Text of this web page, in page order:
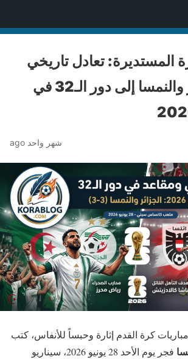
المستديرة: تعادل تاريخي
يؤهل الجزائر والنمسا إلى دور الـ32 في
شهر واحد ago
كرة القدم إثارة وحبساً للأنفاس، كتب
فجر يوم الأحد 28 يونيو 2026، سيناريو